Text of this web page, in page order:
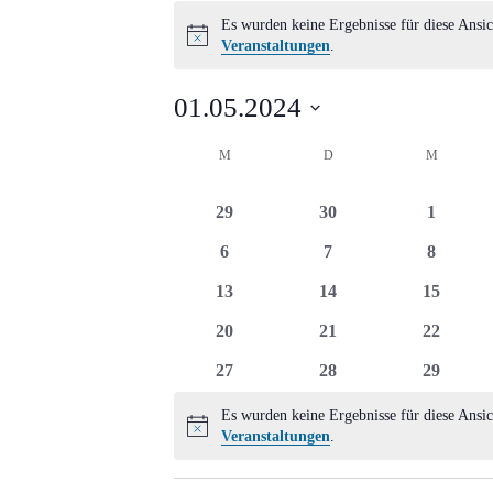
Hinweis
Es wurden keine Ergebnisse für diese
Veranstaltungen.
01.05.2024
Kalender
von
Veranstaltungen
M DDIENSTAG M
0
29
0
30
0
1
0
6
0
7
0
8
0
13
0
14
0
15
0
20
0
21
0
22
0
27
0
28
0
29
Hinweis
Es wurden keine Ergebnisse für diese
Veranstaltungen.